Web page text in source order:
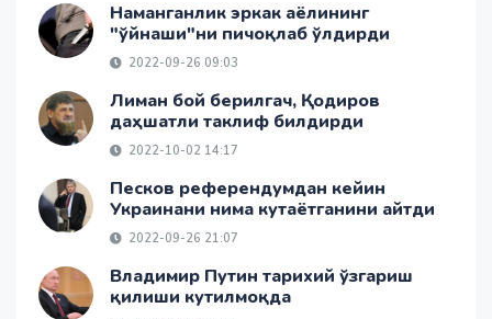
Наманганлик эркак аёлининг
"ўйнаши"ни пичоқлаб ўлдирди
2022-09-26 09:03
Лиман бой берилгач, Қодиров
даҳшатли таклиф билдирди
2022-10-02 14:17
Песков референдумдан кейин
Украинани нима кутаётганини айтди
2022-09-26 21:07
Владимир Путин тарихий ўзгариш
қилиши кутилмоқда